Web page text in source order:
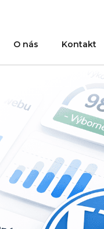
O nás Kontakt